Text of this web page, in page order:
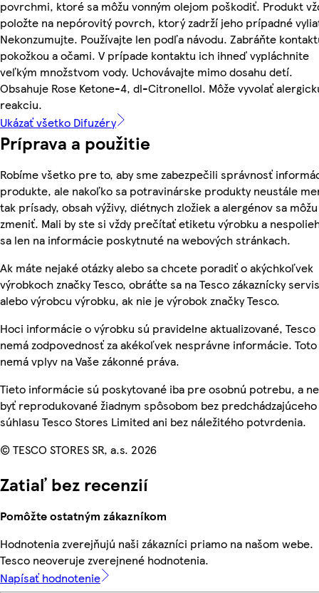
povrchmi, ktoré sa môžu vonným olejom poškodiť. Produkt
položte na nepórovitý povrch, ktorý zadrží jeho prípadné
Nekonzumujte. Používajte len podľa návodu. Zabráňte
pokožkou a očami. V prípade kontaktu ich ihneď vypláchnite
veľkým množstvom vody. Uchovávajte mimo dosahu detí.
Obsahuje Rose Ketone-4, dl-Citronellol. Môže vyvolať
reakciu.
Ukázať všetko Difuzéry
Príprava a použitie
Robíme všetko pre to, aby sme zabezpečili správnosť
produkte, ale nakoľko sa potravinárske produkty neustále
tak prísady, obsah výživy, diétnych zložiek a alergénov sa môžu
zmeniť. Mali by ste si vždy prečítať etiketu výrobku a
sa len na informácie poskytnuté na webových stránkach.
Ak máte nejaké otázky alebo sa chcete poradiť o akýchkoľvek
výrobkoch značky Tesco, obráťte sa na Tesco zákaznícky
alebo výrobcu výrobku, ak nie je výrobok značky Tesco.
Hoci informácie o výrobku sú pravidelne aktualizované, Tesco
nemá zodpovednosť za akékoľvek nesprávne informácie. Toto
nemá vplyv na Vaše zákonné práva.
Tieto informácie sú poskytované iba pre osobnú potrebu, a
byť reprodukované žiadnym spôsobom bez predchádzajúceho
súhlasu Tesco Stores Limited ani bez náležitého potvrdenia.
© TESCO STORES SR, a.s. 2026
Zatiaľ bez recenzií
Pomôžte ostatným zákazníkom
Hodnotenia zverejňujú naši zákazníci priamo na našom webe.
Tesco neoveruje zverejnené hodnotenia.
Napísať hodnotenie